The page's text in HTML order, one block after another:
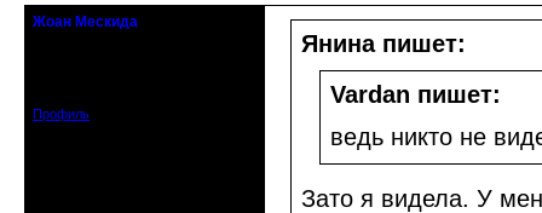
Жоан Мескида
Профиль
Янина пишет:
Vardan пишет:
ведь никто не
Зато я видела. У